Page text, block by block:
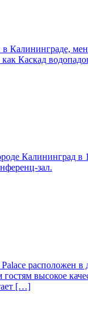
Калининграде,
как Каскад
Калининград
зал.
расположен
высокое
[…]